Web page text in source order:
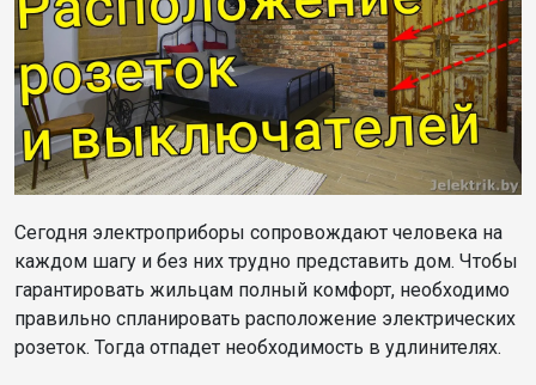
Сегодня электроприборы сопровождают человека на
каждом шагу и без них трудно представить дом. Чтобы
гарантировать жильцам полный комфорт, необходимо
правильно спланировать расположение электрических
розеток. Тогда отпадет необходимость в удлинителях.